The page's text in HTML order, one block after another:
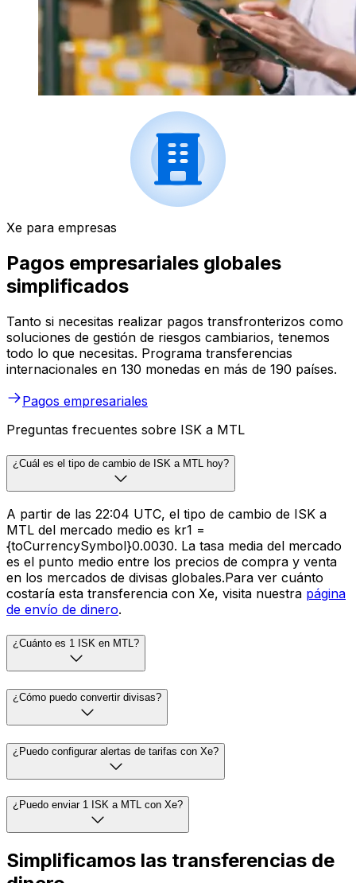
Xe para empresas
Pagos empresariales globales
simplificados
Tanto si necesitas realizar pagos transfronterizos como
soluciones de gestión de riesgos cambiarios, tenemos
todo lo que necesitas. Programa transferencias
internacionales en 130 monedas en más de 190 países.
Pagos empresariales
Preguntas frecuentes sobre ISK a MTL
¿Cuál es el tipo de cambio de ISK a MTL hoy?
A partir de las 22:04 UTC, el tipo de cambio de ISK a
MTL del mercado medio es kr1 =
{toCurrencySymbol}0.0030. La tasa media del mercado
es el punto medio entre los precios de compra y venta
en los mercados de divisas globales.Para ver cuánto
costaría esta transferencia con Xe, visita nuestra página
de envío de dinero.
¿Cuánto es 1 ISK en MTL?
¿Cómo puedo convertir divisas?
¿Puedo configurar alertas de tarifas con Xe?
¿Puedo enviar 1 ISK a MTL con Xe?
Simplificamos las transferencias de